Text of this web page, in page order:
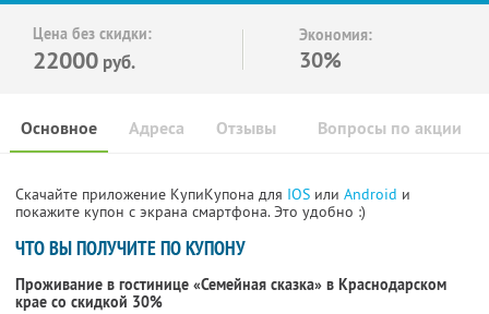
Цена без скидки:
22000 руб.
Экономия:
30%
Основное Отзывы Вопросы по акции
Адреса
Скачайте приложение КупиКупона для IOS или Android и
покажите купон с экрана смартфона. Это удобно :)
ЧТО ВЫ ПОЛУЧИТЕ ПО КУПОНУ
Проживание в гостинице «Семейная сказка» в Краснодарском
крае со скидкой 30%